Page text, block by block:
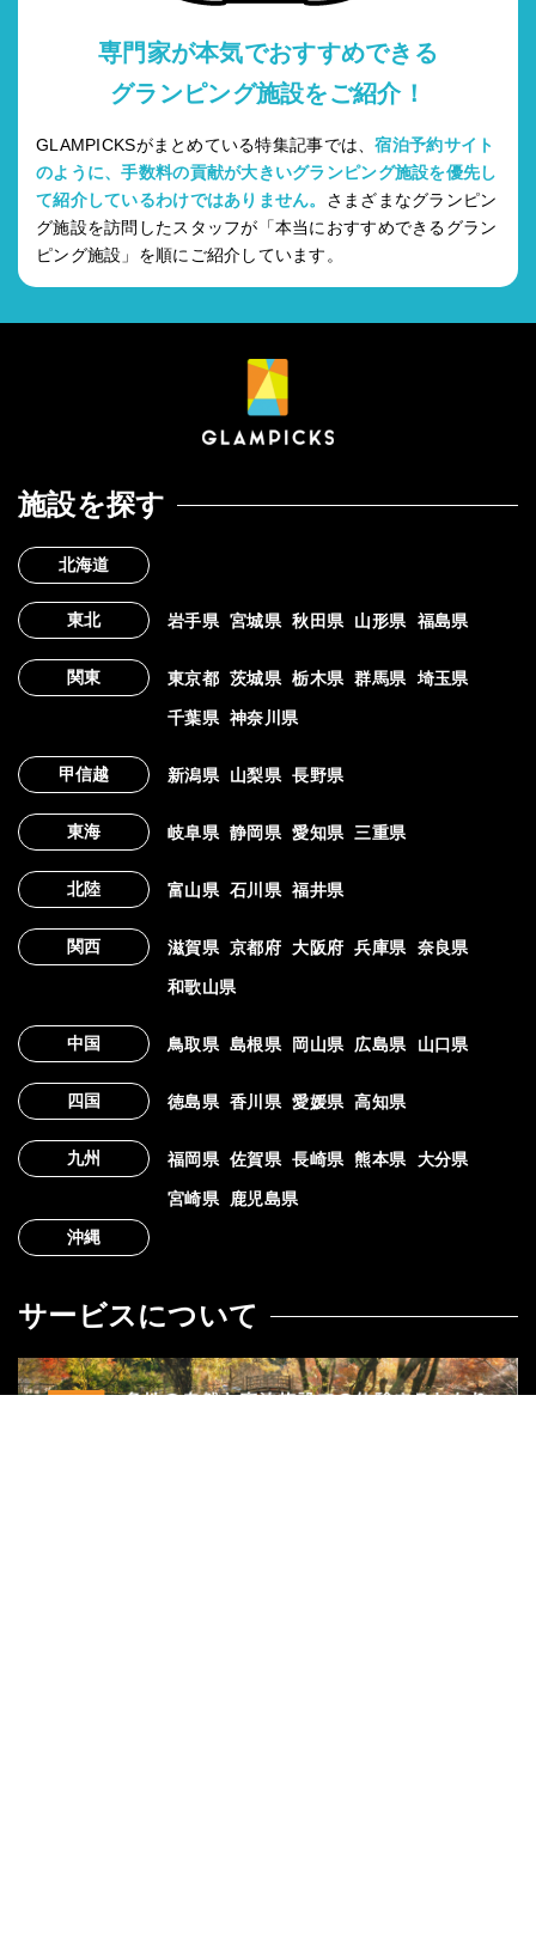
専門家が本気でおすすめできる
グランピング施設をご紹介！
GLAMPICKSがまとめている特集記事では、宿泊予約サイト
のように、手数料の貢献が大きいグランピング施設を優先し
て紹介しているわけではありません。 さまざまなグランピン
グ施設を訪問したスタッフが「本当におすすめできるグラン
ピング施設」を順にご紹介しています。
施設を探す
北海道
東北 岩手県 宮城県 秋田県 山形県 福島県
関東 東京都 茨城県 栃木県 群馬県 埼玉県
千葉県 神奈川県
甲信越 新潟県 山梨県 長野県
東海 岐阜県 静岡県 愛知県 三重県
北陸 富山県 石川県 福井県
関西 滋賀県 京都府 大阪府 兵庫県 奈良県
和歌山県
中国 鳥取県 島根県 岡山県 広島県 山口県
四国 徳島県 香川県 愛媛県 高知県
九州 福岡県 佐賀県 長崎県 熊本県 大分県
宮崎県
鹿児島県
沖縄
サービスについて